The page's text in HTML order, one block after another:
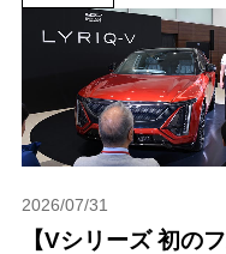
2026/07/31
【Vシリーズ 初の